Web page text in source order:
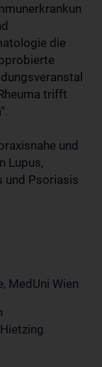
die
trifft
und
Lupus,
und Psoriasis
MedUni Wien